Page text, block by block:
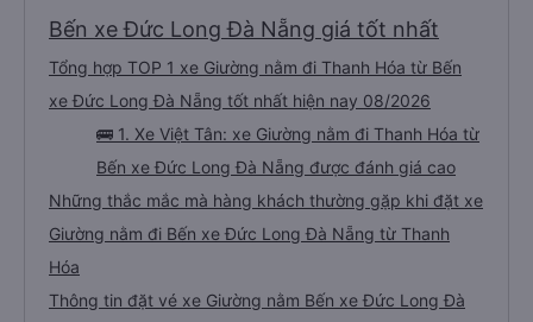
Bến xe Đức Long Đà Nẵng giá tốt nhất
Tổng hợp TOP 1 xe Giường nằm đi Thanh Hóa từ Bến
xe Đức Long Đà Nẵng tốt nhất hiện nay 08/2026
🚌 1. Xe Việt Tân: xe Giường nằm đi Thanh Hóa từ
Bến xe Đức Long Đà Nẵng được đánh giá cao
Những thắc mắc mà hàng khách thường gặp khi đặt xe
Giường nằm đi Bến xe Đức Long Đà Nẵng từ Thanh
Hóa
Thông tin đặt vé xe Giường nằm Bến xe Đức Long Đà